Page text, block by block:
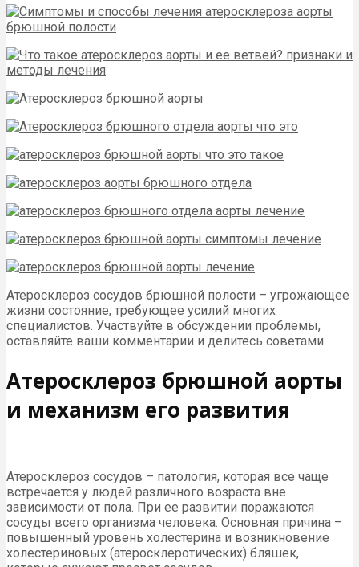
Атеросклероз сосудов брюшной полости – угрожающее
жизни состояние, требующее усилий многих
специалистов. Участвуйте в обсуждении проблемы,
оставляйте ваши комментарии и делитесь советами.
Атеросклероз брюшной аорты
и механизм его развития
Атеросклероз сосудов – патология, которая все чаще
встречается у людей различного возраста вне
зависимости от пола. При ее развитии поражаются
сосуды всего организма человека. Основная причина –
повышенный уровень холестерина и возникновение
холестериновых (атеросклеротических) бляшек,